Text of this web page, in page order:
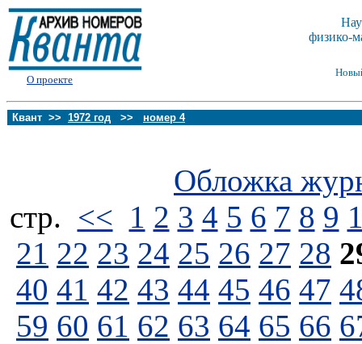
О проекте
физико-
Квант >> 1972 год >> номер 4
Обложка
стp. << 1 2 3 4 5 6 7 8 9
21 22 23 24 25 26 27 28
40 41 42 43 44 45 46 47
59 60 61 62 63 64 65 66